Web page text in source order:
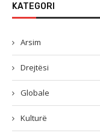
KATEGORI
Arsim
Drejtësi
Globale
Kulturë